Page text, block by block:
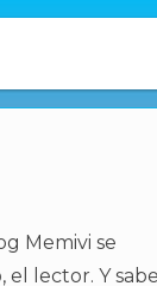
Memivi se
lector. Y